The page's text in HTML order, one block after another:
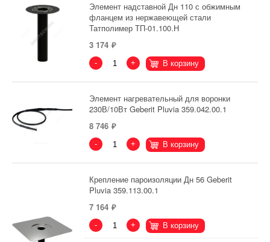
Элемент надставной Дн 110 с обжимным
фланцем из нержавеющей стали
Татполимер ТП-01.100.Н
3 174
- + В корзину
Элемент нагревательный для воронки
230В/10Вт Geberit Pluvia 359.042.00.1
8 746
- + В корзину
Крепление пароизоляции Дн 56 Geberit
Pluvia 359.113.00.1
7 164
- + В корзину